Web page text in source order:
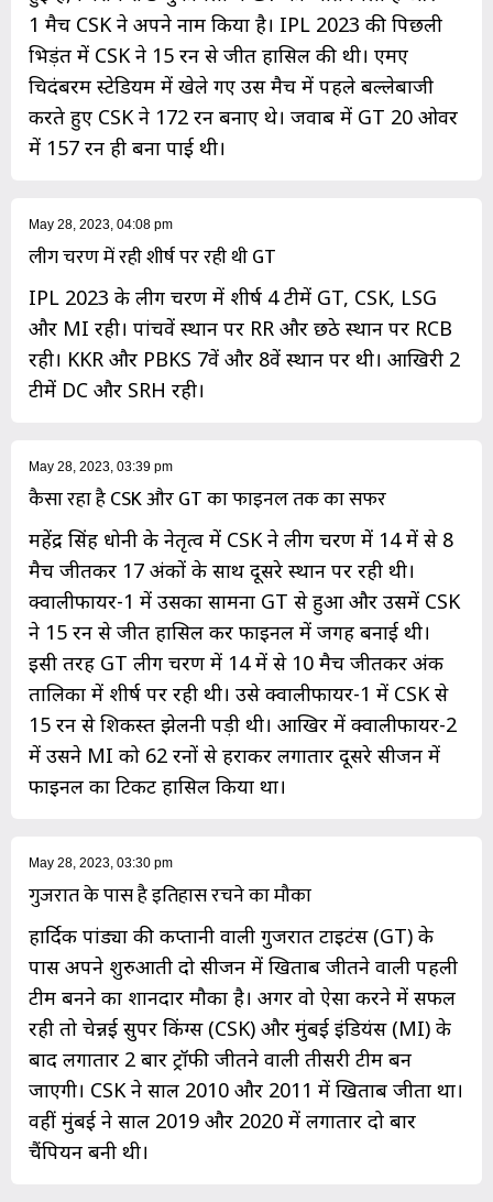
1 मैच CSK ने अपने नाम किया है। IPL 2023 की पिछली
भिड़ंत में CSK ने 15 रन से जीत हासिल की थी। एमए
चिदंबरम स्टेडियम में खेले गए उस मैच में पहले बल्लेबाजी
करते हुए CSK ने 172 रन बनाए थे। जवाब में GT 20 ओवर
में 157 रन ही बना पाई थी।
May 28, 2023, 04:08 pm
लीग चरण में रही शीर्ष पर रही थी GT
IPL 2023 के लीग चरण में शीर्ष 4 टीमें GT, CSK, LSG
और MI रही। पांचवें स्थान पर RR और छठे स्थान पर RCB
रही। KKR और PBKS 7वें और 8वें स्थान पर थी। आखिरी 2
टीमें DC और SRH रही।
May 28, 2023, 03:39 pm
कैसा रहा है CSK और GT का फाइनल तक का सफर
महेंद्र सिंह धोनी के नेतृत्व में CSK ने लीग चरण में 14 में से 8
मैच जीतकर 17 अंकों के साथ दूसरे स्थान पर रही थी।
क्वालीफायर-1 में उसका सामना GT से हुआ और उसमें CSK
ने 15 रन से जीत हासिल कर फाइनल में जगह बनाई थी।
इसी तरह GT लीग चरण में 14 में से 10 मैच जीतकर अंक
तालिका में शीर्ष पर रही थी। उसे क्वालीफायर-1 में CSK से
15 रन से शिकस्त झेलनी पड़ी थी। आखिर में क्वालीफायर-2
में उसने MI को 62 रनों से हराकर लगातार दूसरे सीजन में
फाइनल का टिकट हासिल किया था।
May 28, 2023, 03:30 pm
गुजरात के पास है इतिहास रचने का मौका
हार्दिक पांड्या की कप्तानी वाली गुजरात टाइटंस (GT) के
पास अपने शुरुआती दो सीजन में खिताब जीतने वाली पहली
टीम बनने का शानदार मौका है। अगर वो ऐसा करने में सफल
रही तो चेन्नई सुपर किंग्स (CSK) और मुंबई इंडियंस (MI) के
बाद लगातार 2 बार ट्रॉफी जीतने वाली तीसरी टीम बन
जाएगी। CSK ने साल 2010 और 2011 में खिताब जीता था।
वहीं मुंबई ने साल 2019 और 2020 में लगातार दो बार
चैंपियन बनी थी।